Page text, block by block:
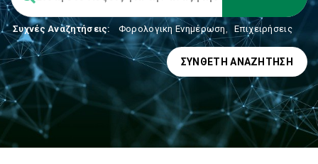
Συχνές Αναζητήσεις: Φορολογικη Ενημέρωση, Επιχειρήσεις
ΣΎΝΘΕΤΗ ΑΝΑΖΉΤΗΣΗ